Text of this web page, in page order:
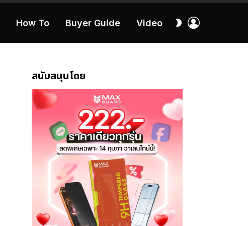
How To Buyer Guide Video
สลับ
สนับสนุนโดย